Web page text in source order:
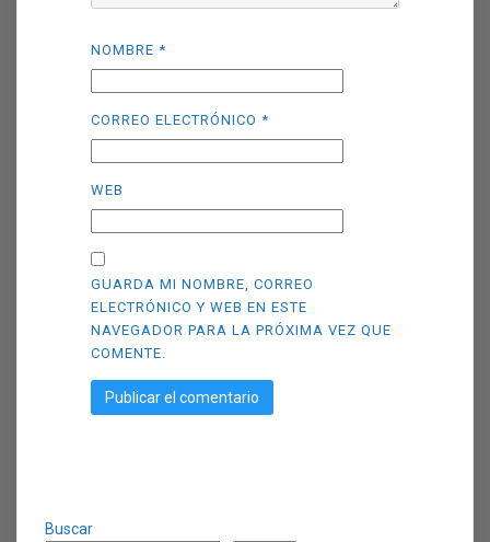
NOMBRE *
CORREO ELECTRÓNICO *
WEB
GUARDA MI NOMBRE, CORREO
ELECTRÓNICO Y WEB EN ESTE
NAVEGADOR PARA LA PRÓXIMA VEZ QUE
COMENTE.
Buscar